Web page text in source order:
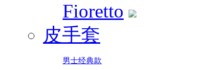
Fioretto
皮手套
男士经典款